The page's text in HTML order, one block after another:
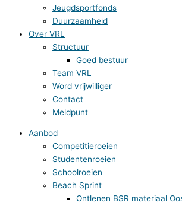
Jeugdsportfonds
Duurzaamheid
Over VRL
Structuur
Goed bestuur
Team VRL
Word vrijwilliger
Contact
Meldpunt
Aanbod
Competitieroeien
Studentenroeien
Schoolroeien
Beach Sprint
Ontlenen BSR materiaal